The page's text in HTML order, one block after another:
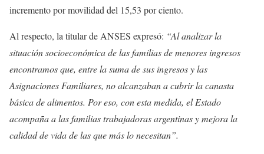
incremento por movilidad del 15,53 por ciento.
Al respecto, la titular de ANSES expresó: “Al analizar la
situación socioeconómica de las familias de menores ingresos
encontramos que, entre la suma de sus ingresos y las
Asignaciones Familiares, no alcanzaban a cubrir la canasta
básica de alimentos. Por eso, con esta medida, el Estado
acompaña a las familias trabajadoras argentinasy mejora la
calidad de vida de las que más lo necesitan”.